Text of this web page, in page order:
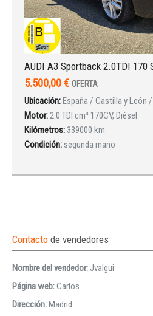
AUDI A3 Sportback 2.0TDI 170
5.500,00 € OFERTA
Ubicación:España / Castilla y León
Motor:2.0 TDI cm³ 170CV, Diésel
Kilómetros: 339000 km
Condición: segunda mano
Contacto de vendedores
Nombre del vendedor:Jvalgui
Página web:Carlos
Dirección:Madrid